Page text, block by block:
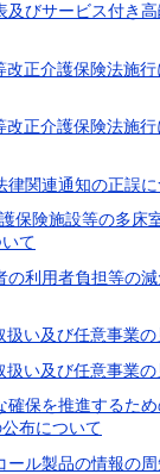
びサービス付き
正介護保険法施
正介護保険法施
関連通知の正誤に
険施設等の多床
て
利用者負担等の
い及び任意事業の
い及び任意事業の
保を推進するた
布について
ル製品の情報の周